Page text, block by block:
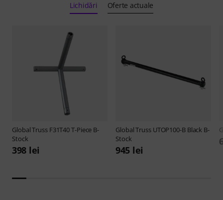
Lichidări Oferte actuale
Global Truss F31T40 T-Piece B-
Stock
398 lei
Global Truss UTOP100-B Black B-
Stock
945 lei